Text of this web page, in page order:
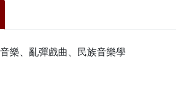
樂、亂彈戲曲、民族音樂學